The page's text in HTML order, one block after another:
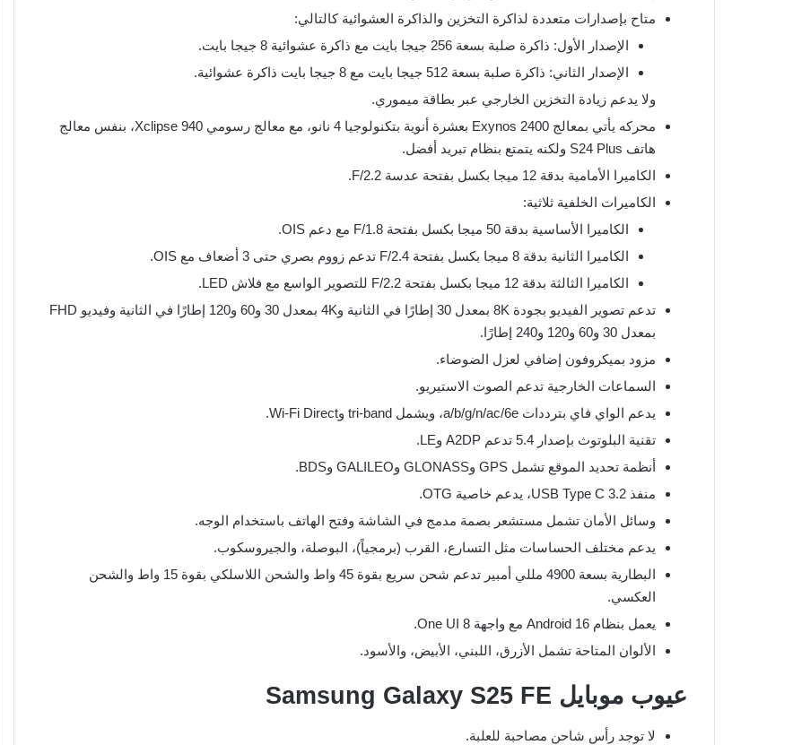
متاح بإصدارات متعددة لذاكرة التخزين والذاكرة العشوائية كالتالي:
الإصدار الأول: ذاكرة صلبة بسعة 256 جيجا بايت مع ذاكرة عشوائية 8 جيجا بايت.
الإصدار الثاني: ذاكرة صلبة بسعة 512 جيجا بايت مع 8 جيجا بايت ذاكرة عشوائية.
ولا يدعم زيادة التخزين الخارجي عبر بطاقة ميموري.
محركه يأتي بمعالج Exynos 2400 بعشرة أنوية بتكنولوجيا 4 نانو، مع معالج رسومي Xclipse 940، بنفس معالج
هاتف S24 Plus ولكنه يتمتع بنظام تبريد أفضل.
الكاميرا الأمامية بدقة 12 ميجا بكسل بفتحة عدسة F/2.2.
الكاميرات الخلفية ثلاثية:
الكاميرا الأساسية بدقة 50 ميجا بكسل بفتحة F/1.8 مع دعم OIS.
الكاميرا الثانية بدقة 8 ميجا بكسل بفتحة F/2.4 تدعم زووم بصري حتى 3 أضعاف مع OIS.
الكاميرا الثالثة بدقة 12 ميجا بكسل بفتحة F/2.2 للتصوير الواسع مع فلاش LED.
تدعم تصوير الفيديو بجودة 8K بمعدل 30 إطارًا في الثانية و4K بمعدل 30 و60 و120 إطارًا في الثانية وفيديو FHD
بمعدل 30 و60 و120 و240 إطارًا.
مزود بميكروفون إضافي لعزل الضوضاء.
السماعات الخارجية تدعم الصوت الاستيريو.
يدعم الواي فاي بترددات a/b/g/n/ac/6e، ويشمل tri-band وWi-Fi Direct.
تقنية البلوتوث بإصدار 5.4 تدعم A2DP وLE.
أنظمة تحديد الموقع تشمل GPS وGLONASS وGALILEO وBDS.
منفذ USB Type C 3.2، يدعم خاصية OTG.
وسائل الأمان تشمل مستشعر بصمة مدمج في الشاشة وفتح الهاتف باستخدام الوجه.
يدعم مختلف الحساسات مثل التسارع، القرب (برمجياً)، البوصلة، والجيروسكوب.
البطارية بسعة 4900 مللي أمبير تدعم شحن سريع بقوة 45 واط والشحن اللاسلكي بقوة 15 واط والشحن
العكسي.
يعمل بنظام Android 16 مع واجهة One UI 8.
الألوان المتاحة تشمل الأزرق، اللبني، الأبيض، والأسود.
عيوب موبايل Samsung Galaxy S25 FE
لا توجد رأس شاحن مصاحبة للعلبة.